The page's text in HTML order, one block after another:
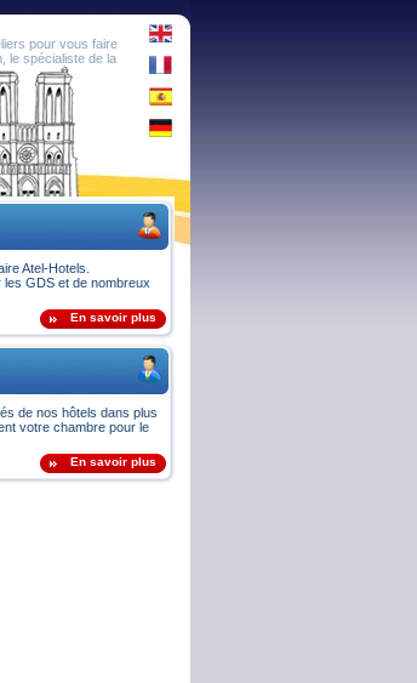
pour vous faire
le spécialiste de la
Atel-Hotels.
GDS et de nombreux
En savoir plus
de nos hôtels dans plus
votre chambre pour le
En savoir plus